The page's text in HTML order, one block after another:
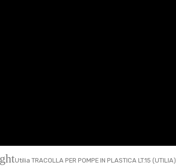
Utilia TRACOLLA PER POMPE IN PLASTICA LT.15 (UTILIA)